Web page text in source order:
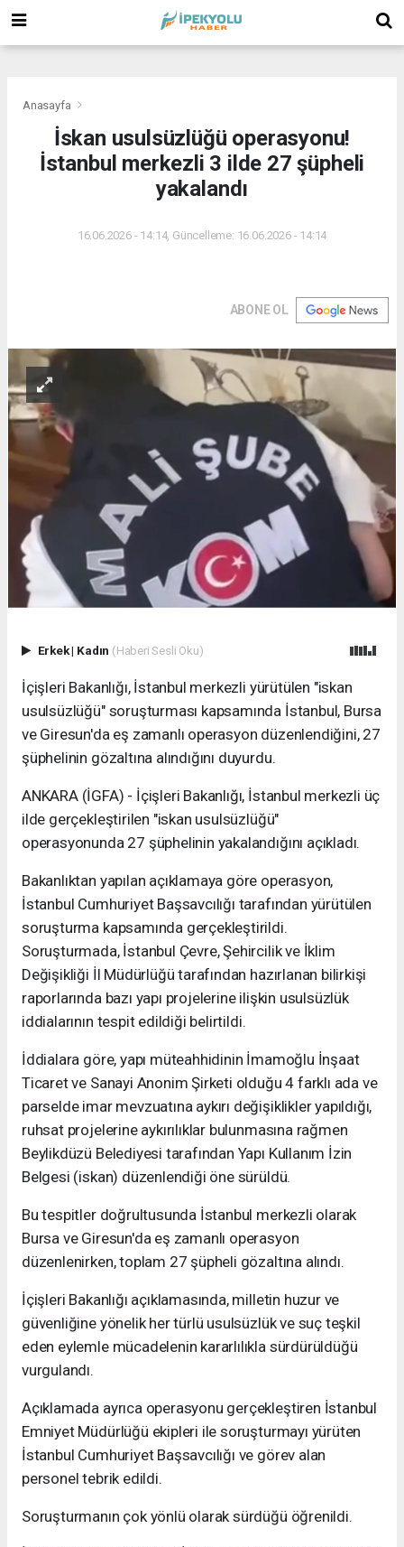
Anasayfa
İskan usulsüzlüğü operasyonu!
İstanbul merkezli 3 ilde 27 şüpheli
yakalandı
16.06.2026 - 14:14, Güncelleme: 16.06.2026 - 14:14
ABONE OL
Erkek| Kadın (Haberi Sesli Oku)
İçişleri Bakanlığı, İstanbul merkezli yürütülen "iskan
usulsüzlüğü" soruşturması kapsamında İstanbul, Bursa
ve Giresun'da eş zamanlı operasyon düzenlendiğini, 27
şüphelinin gözaltına alındığını duyurdu.
ANKARA (İGFA) - İçişleri Bakanlığı, İstanbul merkezli üç
ilde gerçekleştirilen "iskan usulsüzlüğü"
operasyonunda 27 şüphelinin yakalandığını açıkladı.
Bakanlıktan yapılan açıklamaya göre operasyon,
İstanbul Cumhuriyet Başsavcılığı tarafından yürütülen
soruşturma kapsamında gerçekleştirildi.
Soruşturmada, İstanbul Çevre, Şehircilik ve İklim
Değişikliği İl Müdürlüğü tarafından hazırlanan bilirkişi
raporlarında bazı yapı projelerine ilişkin usulsüzlük
iddialarının tespit edildiği belirtildi.
İddialara göre, yapı müteahhidinin İmamoğlu İnşaat
Ticaret ve Sanayi Anonim Şirketi olduğu 4 farklı ada ve
parselde imar mevzuatına aykırı değişiklikler yapıldığı,
ruhsat projelerine aykırılıklar bulunmasına rağmen
Beylikdüzü Belediyesi tarafından Yapı Kullanım İzin
Belgesi (iskan) düzenlendiği öne sürüldü.
Bu tespitler doğrultusunda İstanbul merkezli olarak
Bursa ve Giresun'da eş zamanlı operasyon
düzenlenirken, toplam 27 şüpheli gözaltına alındı.
İçişleri Bakanlığı açıklamasında, milletin huzur ve
güvenliğine yönelik her türlü usulsüzlük ve suç teşkil
eden eylemle mücadelenin kararlılıkla sürdürüldüğü
vurgulandı.
Açıklamada ayrıca operasyonu gerçekleştiren İstanbul
Emniyet Müdürlüğü ekipleri ile soruşturmayı yürüten
İstanbul Cumhuriyet Başsavcılığı ve görev alan
personel tebrik edildi.
Soruşturmanın çok yönlü olarak sürdüğü öğrenildi.